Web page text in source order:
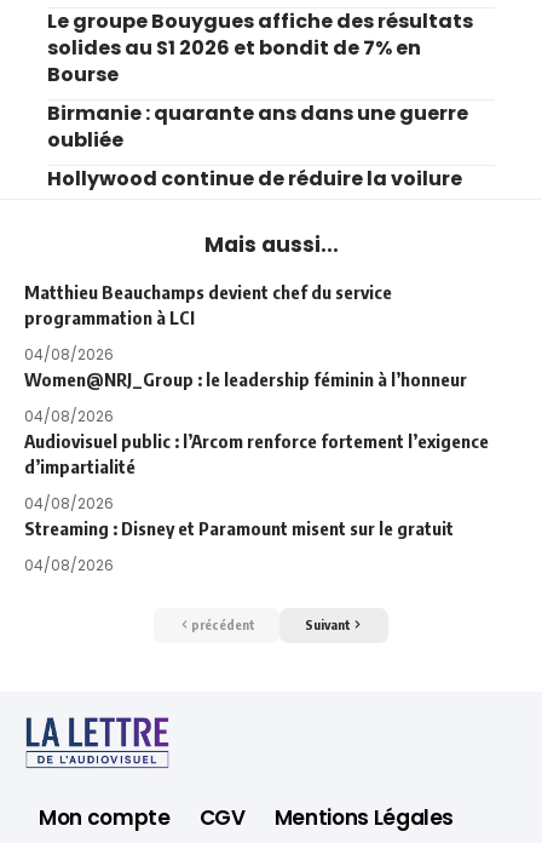
Le groupe Bouygues affiche des résultats
solides au S1 2026 et bondit de 7% en
Bourse
Birmanie : quarante ans dans une guerre
oubliée
Hollywood continue de réduire la voilure
Mais aussi...
Matthieu Beauchamps devient chef du service
programmation à LCI
04/08/2026
Women@NRJ_Group : le leadership féminin à l’honneur
04/08/2026
Audiovisuel public : l’Arcom renforce fortement l’exigence
d’impartialité
04/08/2026
Streaming : Disney et Paramount misent sur le gratuit
04/08/2026
précédent Suivant
Mon compte CGV Mentions Légales